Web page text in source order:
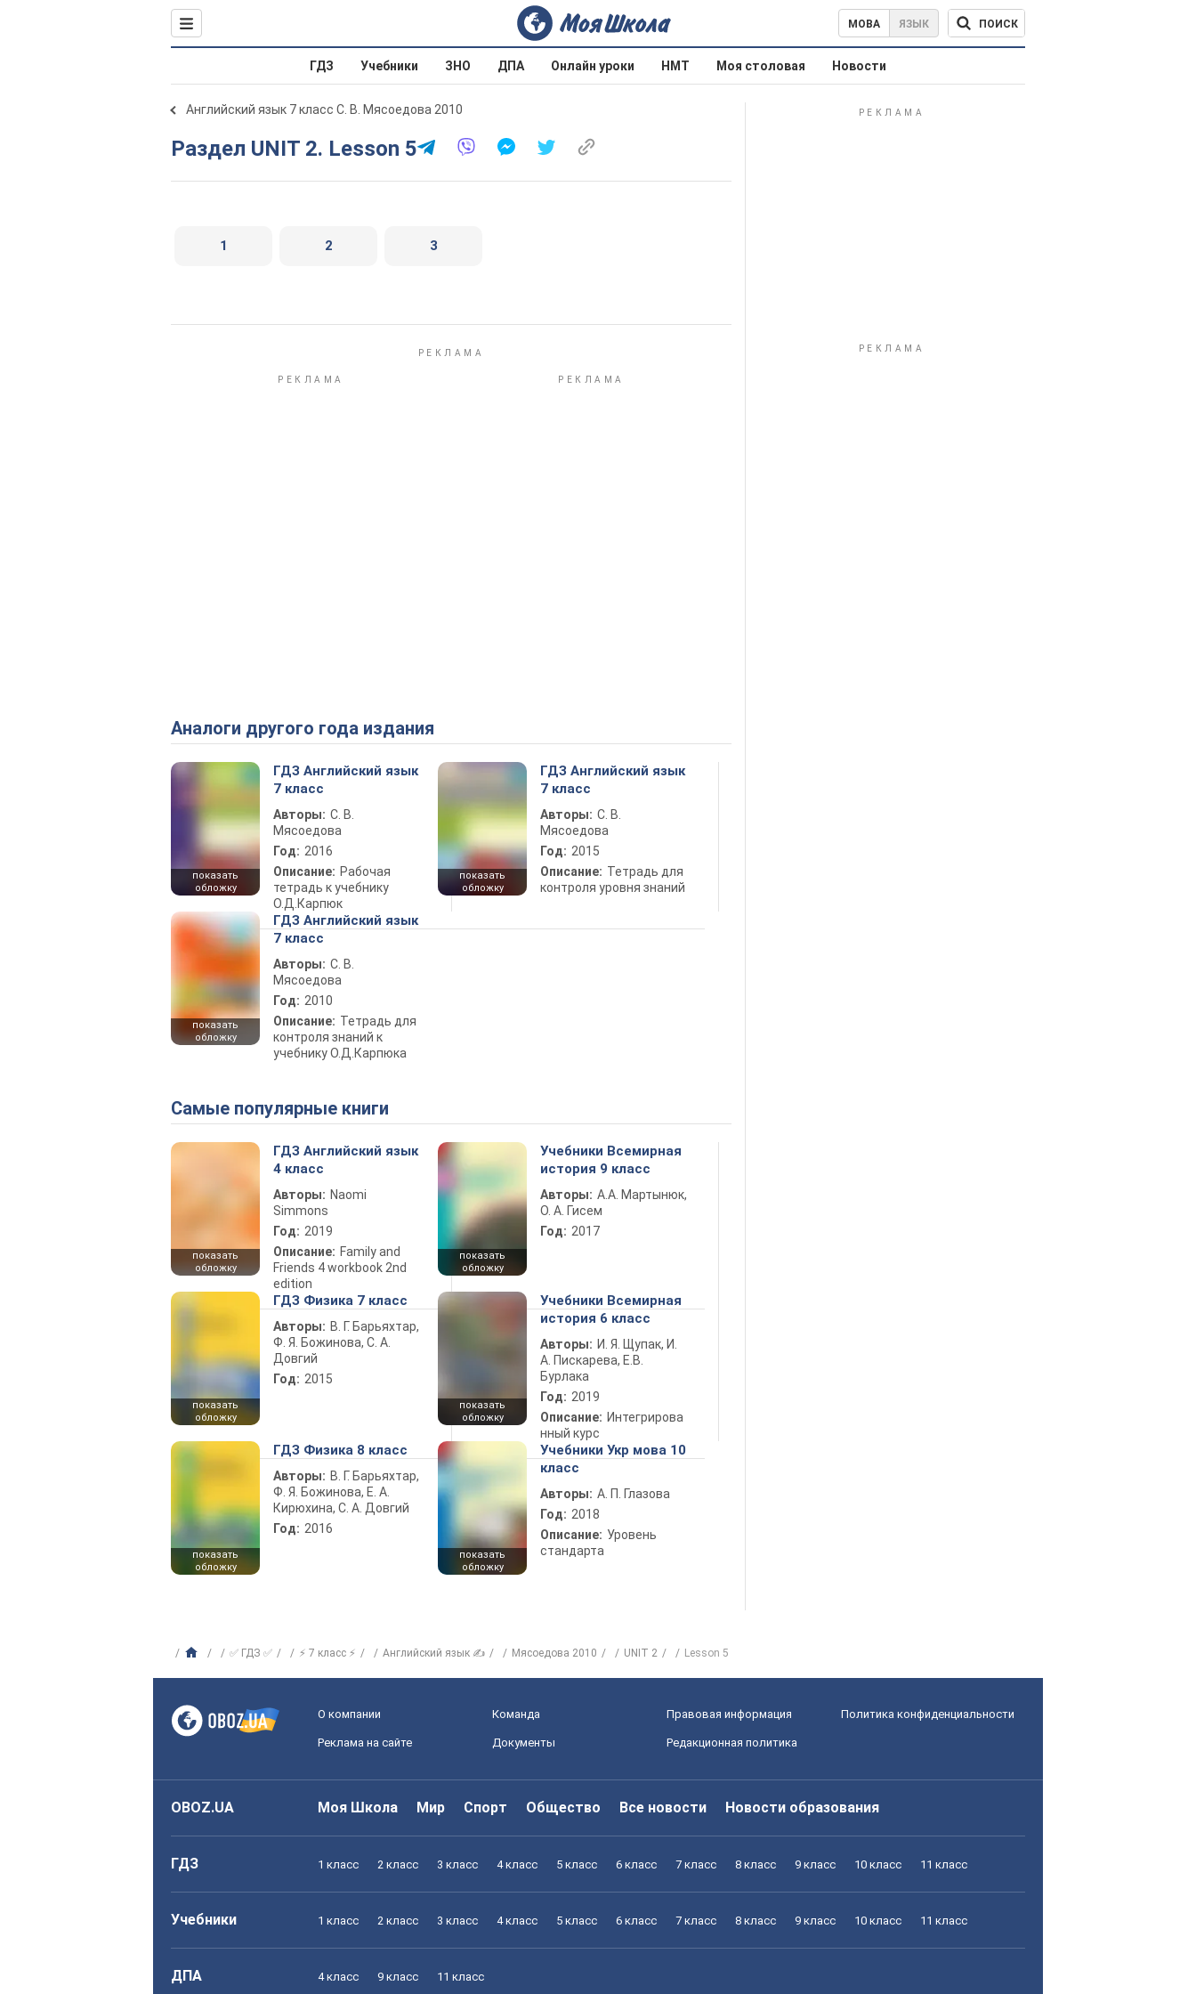
МОВА ЯЗЫК ПОИСК
ГДЗ Учебники ЗНО ДПА Онлайн уроки НМТ Моя столовая Новости
Английский язык 7 класс С. В. Мясоедова 2010
Раздел UNIT 2. Lesson 5
1 2 3
Аналоги другого года издания
показать
обложку
ГДЗ Английский язык
7 класс
Авторы: С. В.
Мясоедова
Год: 2016
Описание: Рабочая
тетрадь к учебнику
О.Д.Карпюк
показать
обложку
ГДЗ Английский язык
7 класс
Авторы: С. В.
Мясоедова
Год: 2015
Описание: Тетрадь для
контроля уровня знаний
показать
обложку
ГДЗ Английский язык
7 класс
Авторы: С. В.
Мясоедова
Год: 2010
Описание: Тетрадь для
контроля знаний к
учебнику О.Д.Карпюка
Самые популярные книги
показать
обложку
ГДЗ Английский язык
4 класс
Авторы: Naomi
Simmons
Год: 2019
Описание: Family and
Friends 4 workbook 2nd
edition
показать
обложку
Учебники Всемирная
история 9 класс
Авторы: А.А. Мартынюк,
О. А. Гисем
Год: 2017
показать
обложку
ГДЗ Физика 7 класс
Авторы: В. Г. Барьяхтар,
Ф. Я. Божинова, С. А.
Довгий
Год: 2015
показать
обложку
Учебники Всемирная
история 6 класс
Авторы: И. Я. Щупак, И.
А. Пискарева, Е.В.
Бурлака
Год: 2019
Описание: Интегрирова
нный курс
показать
обложку
ГДЗ Физика 8 класс
Авторы: В. Г. Барьяхтар,
Ф. Я. Божинова, Е. А.
Кирюхина, С. А. Довгий
Год: 2016
показать
обложку
Учебники Укр мова 10
класс
Авторы: А. П. Глазова
Год: 2018
Описание: Уровень
стандарта
✅ ГДЗ ✅ ⚡ 7 класс ⚡ Английский язык ✍ Мясоедова 2010 UNIT 2 Lesson 5
О компании Команда Правовая информация Политика конфиденциальности
Реклама на сайте Документы Редакционная политика
OBOZ.UA Моя Школа Мир Спорт Общество Все новости Новости образования
ГДЗ 1 класс 2 класс 3 класс 4 класс 5 класс 6 класс 7 класс 8 класс 9 класс 10 класс 11 класс
Учебники 1 класс 2 класс 3 класс 4 класс 5 класс 6 класс 7 класс 8 класс 9 класс 10 класс 11 класс
ДПА 4 класс 9 класс 11 класс